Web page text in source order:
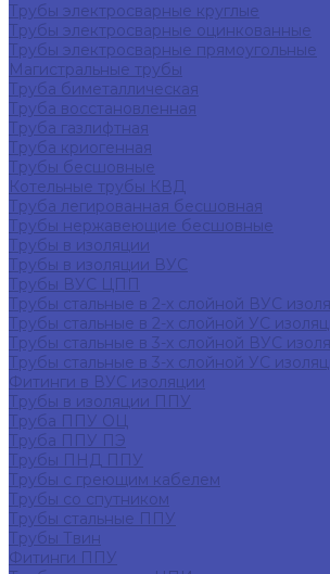
Трубы электросварные круглые
Трубы электросварные оцинкованные
Трубы электросварные прямоугольные
Магистральные трубы
Труба биметаллическая
Труба восстановленная
Труба газлифтная
Труба криогенная
Трубы бесшовные
Котельные трубы КВД
Труба легированная бесшовная
Трубы нержавеющие бесшовные
Трубы в изоляции
Трубы в изоляции ВУС
Трубы ВУС ЦПП
Трубы стальные в 2-х слойной ВУС
Трубы стальные в 2-х слойной УС
Трубы стальные в 3-х слойной ВУС
Трубы стальные в 3-х слойной УС
Фитинги в ВУС изоляции
Трубы в изоляции ППУ
Труба ППУ ОЦ
Труба ППУ ПЭ
Трубы ПНД ППУ
Трубы с греющим кабелем
Трубы со спутником
Трубы стальные ППУ
Трубы Твин
Фитинги ППУ